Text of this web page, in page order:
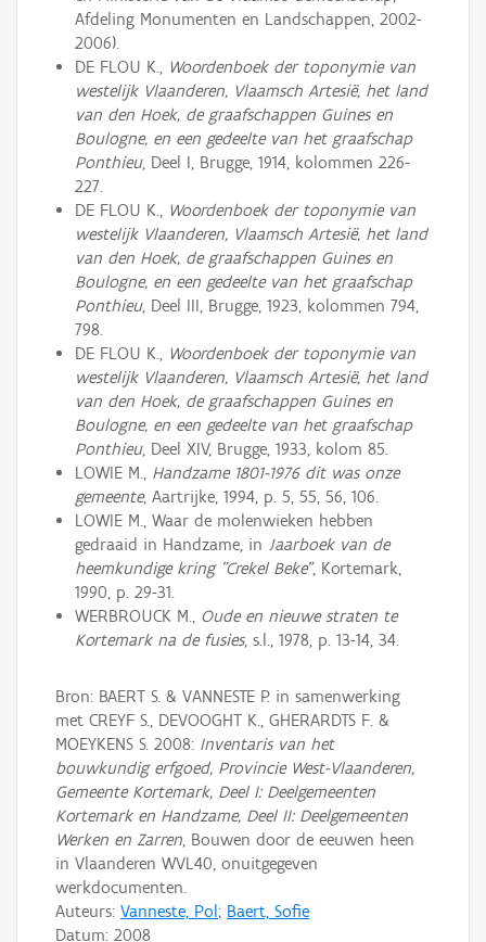
Afdeling Monumenten en Landschappen, 2002-
2006).
DE FLOU K., Woordenboek der toponymie van
westelijk Vlaanderen, Vlaamsch Artesië, het land
van den Hoek, de graafschappen Guines en
Boulogne, en een gedeelte van het graafschap
Ponthieu, Deel I, Brugge, 1914, kolommen 226-
227.
DE FLOU K., Woordenboek der toponymie van
westelijk Vlaanderen, Vlaamsch Artesië, het land
van den Hoek, de graafschappen Guines en
Boulogne, en een gedeelte van het graafschap
Ponthieu, Deel III, Brugge, 1923, kolommen 794,
798.
DE FLOU K., Woordenboek der toponymie van
westelijk Vlaanderen, Vlaamsch Artesië, het land
van den Hoek, de graafschappen Guines en
Boulogne, en een gedeelte van het graafschap
Ponthieu, Deel XIV, Brugge, 1933, kolom 85.
LOWIE M., Handzame 1801-1976 dit was onze
gemeente, Aartrijke, 1994, p. 5, 55, 56, 106.
LOWIE M., Waar de molenwieken hebben
gedraaid in Handzame, in Jaarboek van de
heemkundige kring "Crekel Beke", Kortemark,
1990, p. 29-31.
WERBROUCK M., Oude en nieuwe straten te
Kortemark na de fusies, s.l., 1978, p. 13-14, 34.
Bron: BAERT S. & VANNESTE P. in samenwerking
met CREYF S., DEVOOGHT K., GHERARDTS F. &
MOEYKENS S. 2008: Inventaris van het
bouwkundig erfgoed, Provincie West-Vlaanderen,
Gemeente Kortemark, Deel I: Deelgemeenten
Kortemark en Handzame, Deel II: Deelgemeenten
Werken en Zarren, Bouwen door de eeuwen heen
in Vlaanderen WVL40, onuitgegeven
werkdocumenten.
Auteurs: Vanneste, Pol; Baert, Sofie
Datum: 2008